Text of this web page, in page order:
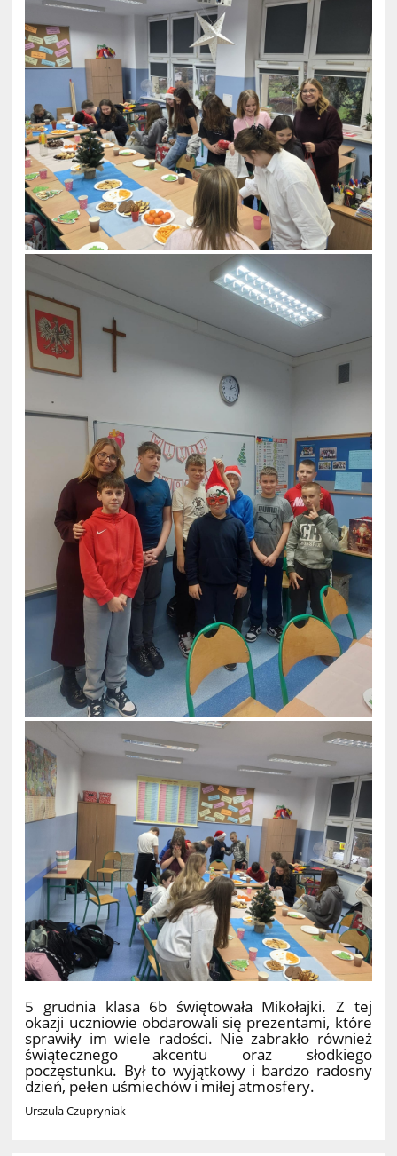
5 grudnia klasa 6b świętowała Mikołajki. Z tej
okazji uczniowie obdarowali się prezentami, które
sprawiły im wiele radości. Nie zabrakło również
świątecznego akcentu oraz słodkiego
poczęstunku. Był to wyjątkowy i bardzo radosny
dzień, pełen uśmiechów i miłej atmosfery.
Urszula Czupryniak